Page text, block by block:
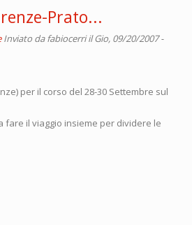
Prato...
Inviato dafabiocerriil Gio, 09/20/2007 -
per il corso del 28-30 Settembre sul
fare il viaggio insieme per dividere le